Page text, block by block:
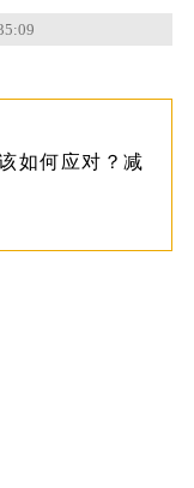
如何应对？减